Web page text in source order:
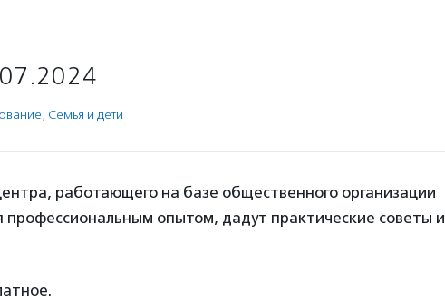
, Семья и дети
работающего на базе общественного организации
опытом, дадут практические советы и